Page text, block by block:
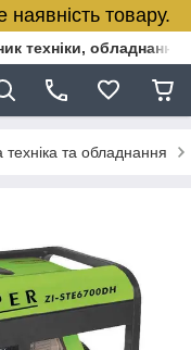
товару.
техніки, обладнання
техніка та обладнання